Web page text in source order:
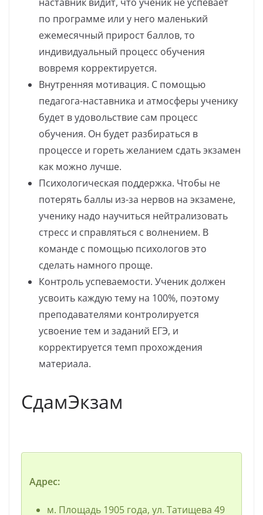
по программе или у него маленький
ежемесячный прирост баллов, то
индивидуальный процесс обучения
вовремя корректируется.
Внутренняя мотивация. С помощью
педагога-наставника и атмосферы ученику
будет в удовольствие сам процесс
обучения. Он будет разбираться в
процессе и гореть желанием сдать экзамен
как можно лучше.
Психологическая поддержка. Чтобы не
потерять баллы из-за нервов на экзамене,
ученику надо научиться нейтрализовать
стресс и справляться с волнением. В
команде с помощью психологов это
сделать намного проще.
Контроль успеваемости. Ученик должен
усвоить каждую тему на 100%, поэтому
преподавателями контролируется
усвоение тем и заданий ЕГЭ, и
корректируется темп прохождения
материала.
СдамЭкзам
Адрес:
м. Площадь 1905 года, ул. Татищева 49